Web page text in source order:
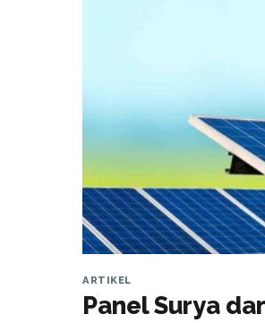
ARTIKEL
Panel Surya